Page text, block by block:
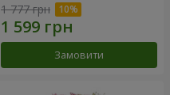
1 777 грн
Замовити